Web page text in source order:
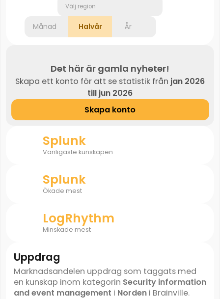
Välj region
Månad Halvår År
Det här är gamla nyheter!
Skapa ett konto för att se statistik från jan 2026
till jun 2026
Skapa konto
Splunk
Vanligaste kunskapen
Splunk
Ökade mest
LogRhythm
Minskade mest
Uppdrag
Marknadsandelen uppdrag som taggats med
en kunskap inom kategorin Security information
and event management i Nordeni Brainville.